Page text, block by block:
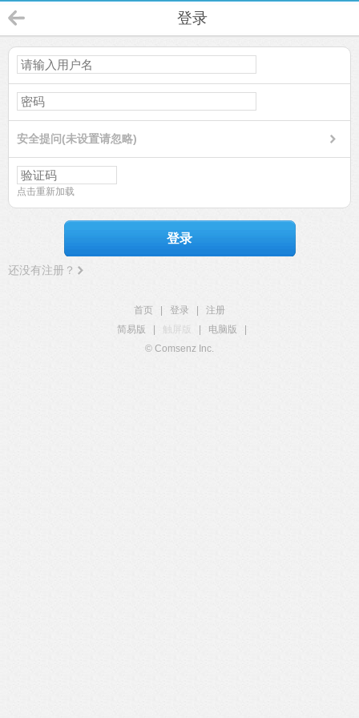
登录
安全提问(未设置请忽略)
点击重新加载
登录
还没有注册？
首页 登录
注册
简易版
触屏版 电脑版
© Comsenz Inc.